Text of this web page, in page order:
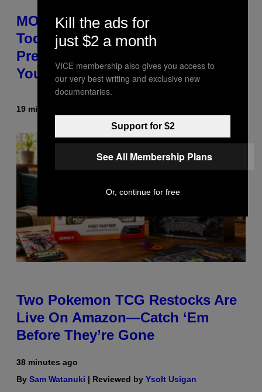
MOOD’s 4th Birthday Sale Ends
Today— Get Up to 25% Off
Prerolls, Flower, and More While
You Can
19 minutes ago
Two Pokemon TCG Restocks Are
Live On Amazon—Catch ‘Em
Before They’re Gone
38 minutes ago
By Sam Watanuki | Reviewed by Ysolt Usigan
Kill the ads for
just $2 a month
VICE membership also gives you access to
our very best writing and exclusive new
documentaries.
Support for $2
See All Membership Plans
Or, continue for free